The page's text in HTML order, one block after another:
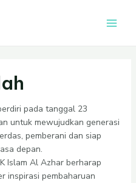
pada tanggal 23
untuk mewujudkan generasi
pemberani dan siap
depan.
Islam Al Azhar berharap
inspirasi pembaharuan